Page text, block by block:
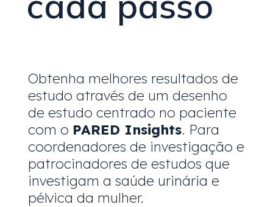
Obtenha melhores resultados de
estudo através de um desenho
de estudo centrado no paciente
com o PARED Insights. Para
coordenadores de investigação e
patrocinadores de estudos que
investigam a saúde urinária e
pélvica da mulher.